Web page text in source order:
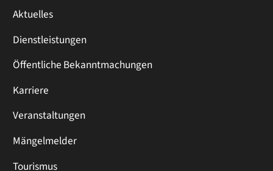
Aktuelles
Dienstleistungen
Öffentliche Bekanntmachungen
Karriere
Veranstaltungen
Mängelmelder
Tourismus